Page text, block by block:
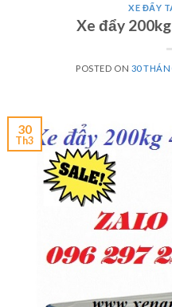
XE ĐẨY
Xe đẩy
POSTED ON 30
30
Th3